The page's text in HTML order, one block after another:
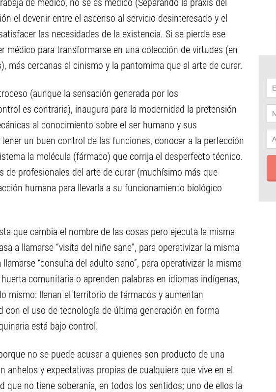
de médico, no se es médico (Separando la praxis del
el devenir entre el ascenso al servicio desinteresado y el
las necesidades de la existencia. Si se pierde ese
médico para transformarse en una colección de virtudes (en
más cercanas al cinismo y la pantomima que al arte de curar.
(aunque la sensación generada por los
es contraria), inaugura para la modernidad la pretensión
al conocimiento sobre el ser humano y sus
un buen control de las funciones, conocer a la perfección
la molécula (fármaco) que corrija el desperfecto técnico.
de profesionales del arte de curar (muchísimo más que
humana para llevarla a su funcionamiento biológico
que cambia el nombre de las cosas pero ejecuta la misma
a llamarse “visita del niñe sane”, para operativizar la misma
llamarse “consulta del adulto sano”, para operativizar la misma
comunitaria o aprenden palabras en idiomas indígenas,
mismo: llenan el territorio de fármacos y aumentan
con el uso de tecnología de última generación en forma
está bajo control.
no se puede acusar a quienes son producto de una
anhelos y expectativas propias de cualquiera que vive en el
que no tiene soberanía, en todos los sentidos; uno de ellos la